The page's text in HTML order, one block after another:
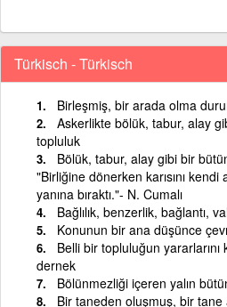
Türkisch - Türkisch
Birleşmiş, bir arada olma
Askerlikte bölük, tabur, alay
topluluk
Bölük, tabur, alay gibi bir
"Birliğine dönerken karısını kendi
yanına bıraktı."- N. Cumalı
Bağlılık, benzerlik, bağlantı,
Konunun bir ana düşünce
Belli bir topluluğun
dernek
Bölünmezliği içeren yalın
Bir taneden oluşmuş, bir tane